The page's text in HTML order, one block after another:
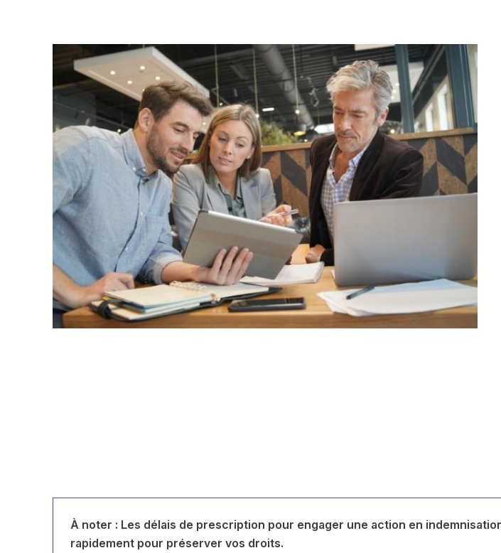
À noter : Les délais de prescription pour engager une action en
rapidement pour préserver vos droits.